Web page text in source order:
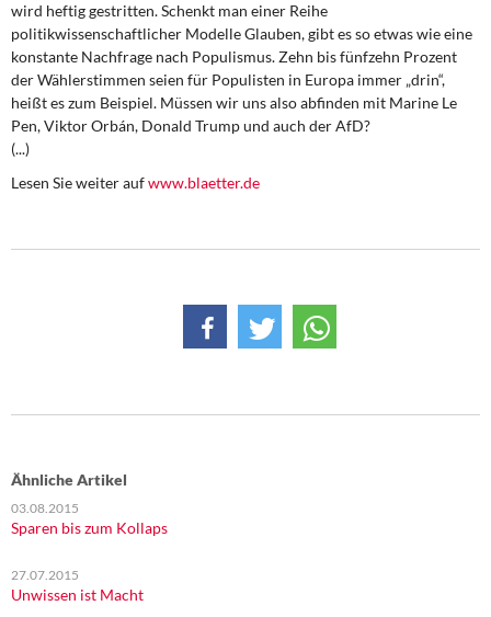
Steuer- und Finanzpolitik
Öffentliche Infrastruktur und Daseinsvorsorge
Eurokrise und Griechenland
DIE LINKE
Institut Solidarische Moderne
Kontakt
wird heftig gestritten. Schenkt man einer Reihe
politikwissenschaftlicher Modelle Glauben, gibt es so etwas wie eine
konstante Nachfrage nach Populismus. Zehn bis fünfzehn Prozent
der Wählerstimmen seien für Populisten in Europa immer „drin“,
heißt es zum Beispiel. Müssen wir uns also abfinden mit Marine Le
Pen, Viktor Orbán, Donald Trump und auch der AfD?
(...)
Lesen Sie weiter aufwww.blaetter.de
Ähnliche Artikel
03.08.2015
Sparen bis zum Kollaps
27.07.2015
Unwissen ist Macht